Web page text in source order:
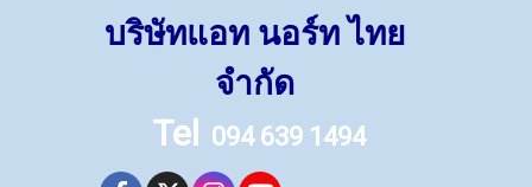
บริษัทแอท นอร์ท ไทย
จำกัด
Tel 094 639 1494